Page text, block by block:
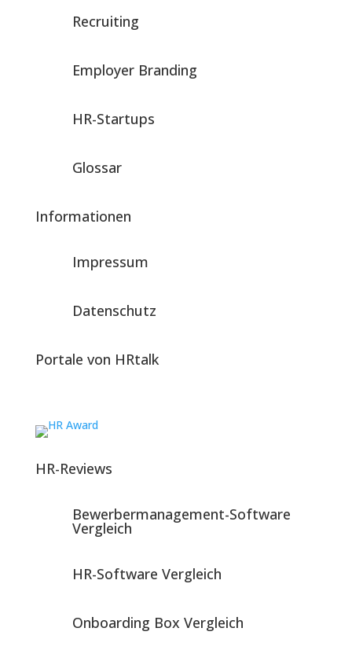
Recruiting
Employer Branding
HR-Startups
Glossar
Informationen
Impressum
Datenschutz
Portale von HRtalk
HR-Reviews
Bewerbermanagement-Software
Vergleich
HR-Software Vergleich
Onboarding Box Vergleich